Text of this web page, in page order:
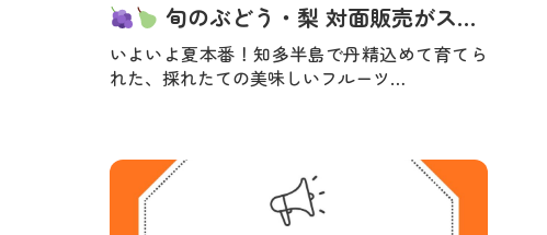
旬のぶどう・梨 対面販売がス…
いよいよ夏本番！知多半島で丹精込めて育てら
れた、採れたての美味しいフルーツ…